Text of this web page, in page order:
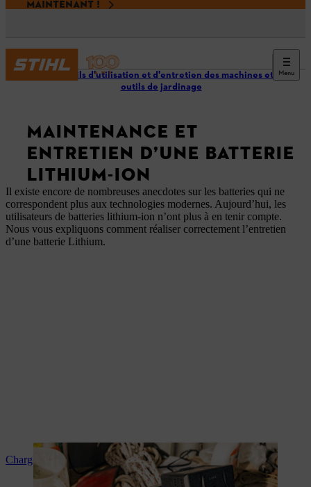
MAINTENANT !
Menu
Conseils d'utilisation et d'entretien des machines et
outils de jardinage
MAINTENANCE ET
ENTRETIEN D’UNE BATTERIE
LITHIUM-ION
Il existe encore de nombreuses anecdotes sur les batteries qui ne
correspondent plus aux technologies modernes. Aujourd’hui, les
utilisateurs de batteries lithium-ion n’ont plus à en tenir compte.
Nous vous expliquons comment réaliser correctement l’entretien
d’une batterie Lithium.
Chargement des batteries